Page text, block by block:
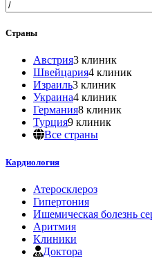
Страны
Австрия3 клиник
Швейцария4 клиник
Израиль3 клиник
Украина4 клиник
Германия8 клиник
Турция9 клиник
Все страны
Кардиология
Атеросклероз
Гипертония
Ишемическая болезнь
Аритмия
Клиники
Доктора